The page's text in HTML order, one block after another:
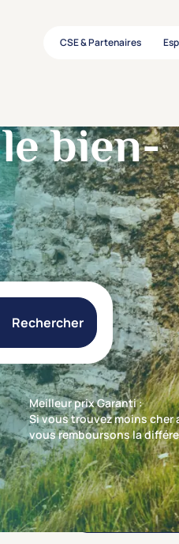
CSE & Partenaires
bien-
Rechercher
Meilleur prix Garanti :
Si vous trouvez moins cher
vous remboursons la
Trier par Nos